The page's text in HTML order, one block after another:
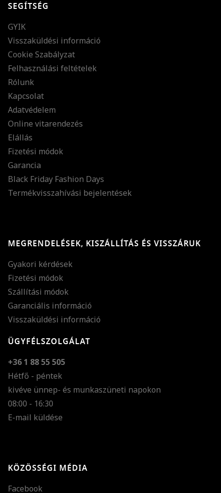
SEGÍTSÉG
GYIK
Visszaküldési információ
Cookie Szabályzat
Felhasználási feltételek
Rólunk
Kapcsolat
Adatvédelem
Online vitarendezés
Elállás
Fizetési módok
Garancia
Black Friday Fashion Days
Termékvisszahívási bejelentések
MEGRENDELÉSEK, KISZÁLLÍTÁS ÉS VISSZÁRUK
Gyakori kérdések
Fizetési módok
Szállítási módok
Garanciális információ
Visszaküldési információ
ÜGYFÉLSZOLGÁLAT
+36 1 88 55 505
Hétfő - péntek
kivéve ünnep- és munkaszüneti napokon
08:00 - 16:30
E-mail küldése
KÖZÖSSÉGI MÉDIA
Facebook